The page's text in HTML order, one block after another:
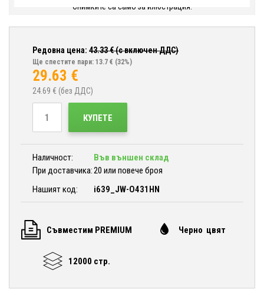
Снимките са само за илюстрация.
Редовна цена: 43.33€ (с включен ДДС)
Ще спестите пари: 13.7 € (32%)
29.63 €
24.69 € (без ДДС)
КУПЕТЕ
Наличност:
Във външен склад
При доставчика:20 или повече броя
Нашият код:
i639_JW-O431HN
Съвместим PREMIUM Черно цвят
12000 стр.